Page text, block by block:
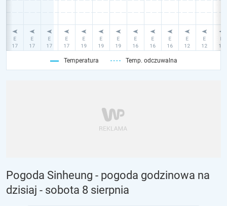
Temperatura Temp. odczuwalna
Pogoda Sinheung - pogoda godzinowa na
dzisiaj - sobota 8 sierpnia